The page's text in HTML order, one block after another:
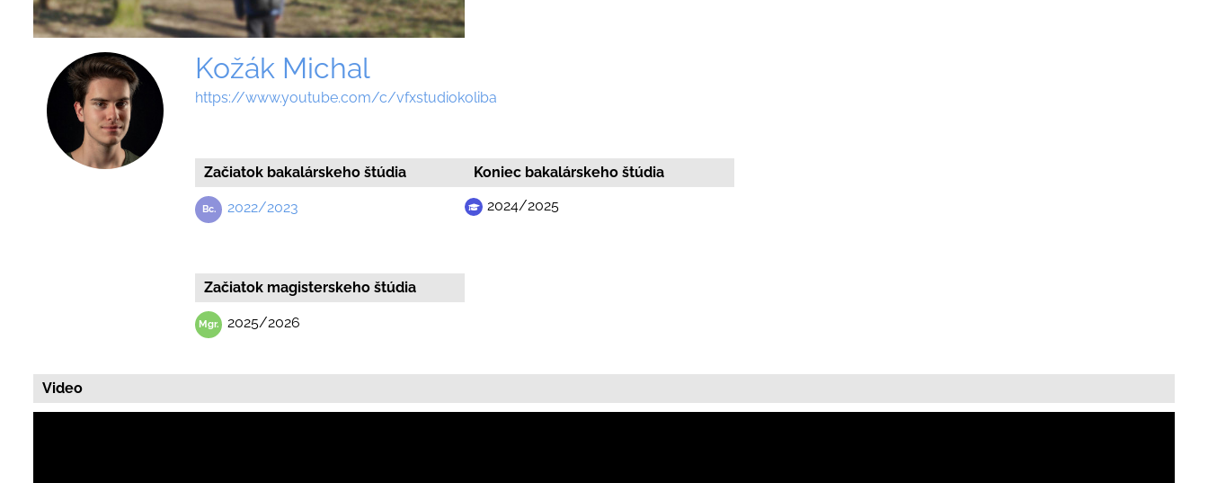
Kožák Michal
https://www.youtube.com/c/vfxstudiokoliba
Začiatok bakalárskeho štúdia
2022/2023
Koniec bakalárskeho štúdia
2024/2025
Začiatok magisterskeho štúdia
2025/2026
Video